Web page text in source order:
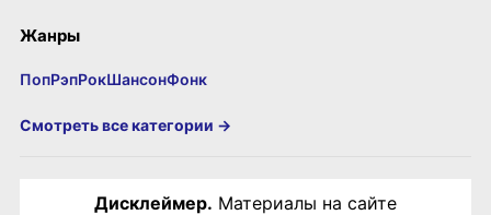
Жанры
ПопРэпРокШансонФонк
Смотреть все категории →
Дисклеймер. Материалы на сайте